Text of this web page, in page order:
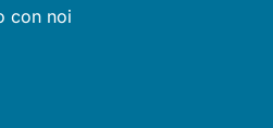
con noi